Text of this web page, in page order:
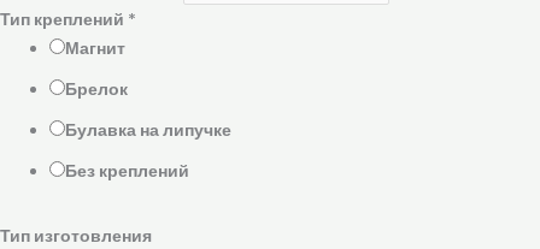
Тип креплений *
Магнит
Брелок
Булавка на липучке
Без креплений
Тип изготовления